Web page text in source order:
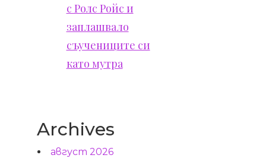
с Ролс Ройс и
заплашвало
съучениците си
като мутра
Archives
август 2026